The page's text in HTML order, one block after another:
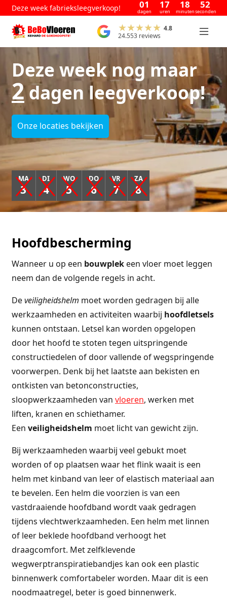
Deze week fabrieksleegverkoop! 01
dagen
17
uren
18
minuten
51
seconden
4.8
24.553 reviews
Deze week nog maar
2dagen leegverkoop!
Onze locaties bekijken
MA
3
DI
4
WO
5
DO
6
VR
7
ZA
8
Hoofdbescherming
Wanneer u op een bouwplekeen vloer moet leggen
neem dan de volgende regels in acht.
Deveiligheidshelm moet worden gedragen bij alle
werkzaamheden en activiteiten waarbij hoofdletsels
kunnen ontstaan. Letsel kan worden opgelopen
door het hoofd te stoten tegen uitspringende
constructiedelen of door vallende of wegspringende
voorwerpen. Denk bij het laatste aan bekisten en
ontkisten van betonconstructies,
sloopwerkzaamheden van vloeren, werken met
liften, kranen en schiethamer.
Een veiligheidshelm moet licht van gewicht zijn.
Bij werkzaamheden waarbij veel gebukt moet
worden of op plaatsen waar het flink waait is een
helm met kinband van leer of elastisch materiaal aan
te bevelen. Een helm die voorzien is van een
vastdraaiende hoofdband wordt vaak gedragen
tijdens vlechtwerkzaamheden. Een helm met linnen
of leer beklede hoofdband verhoogt het
draagcomfort. Met zelfklevende
wegwerptranspiratiebandjes kan ook een plastic
binnenwerk comfortabeler worden. Maar dit is een
noodmaatregel, beter is goed binnenwerk.